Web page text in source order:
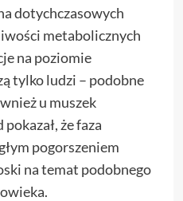
dotychczasowych
metabolicznych
na poziomie
tylko ludzi – podobne
u muszek
że faza
pogorszeniem
na temat podobnego